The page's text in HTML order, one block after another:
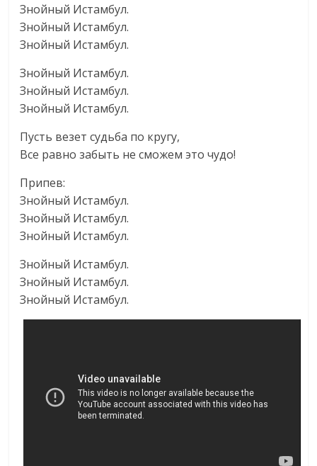
Знойный Истамбул.
Знойный Истамбул.
Знойный Истамбул.
Знойный Истамбул.
Знойный Истамбул.
Знойный Истамбул.
Пусть везет судьба по кругу,
Все равно забыть не сможем это чудо!
Припев:
Знойный Истамбул.
Знойный Истамбул.
Знойный Истамбул.
Знойный Истамбул.
Знойный Истамбул.
Знойный Истамбул.